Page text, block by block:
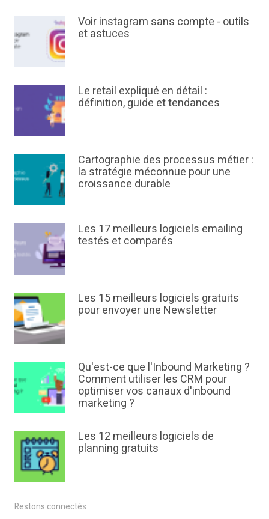
Voir instagram sans compte - outils
et astuces
Le retail expliqué en détail :
définition, guide et tendances
Cartographie des processus métier :
la stratégie méconnue pour une
croissance durable
Les 17 meilleurs logiciels emailing
testés et comparés
Les 15 meilleurs logiciels gratuits
pour envoyer une Newsletter
Qu'est-ce que l'Inbound Marketing ?
Comment utiliser les CRM pour
optimiser vos canaux d'inbound
marketing ?
Les 12 meilleurs logiciels de
planning gratuits
Restons connectés